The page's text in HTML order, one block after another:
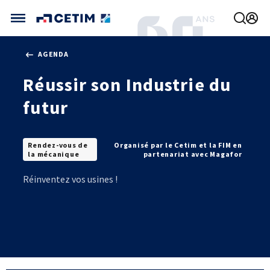
CETIM FRANCE
FRANCE (ACTUEL)
CETIM MATCOR (ASIE)
AGENDA
ACTUALITÉS
IMPLANTATIONS
NOUS REJOINDRE
AGENDA
Réussir son Industrie du
futur
Rendez-vous de
la mécanique
Organisé par le Cetim et la FIM en
partenariat avec Magafor
Réinventez vos usines !